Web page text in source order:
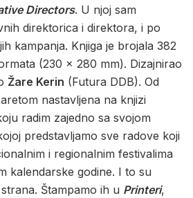
Directors. U njoj sam
direktorica i direktora, i po
kampanja. Knjiga je brojala 382
(230 x 280 mm). Dizajnirao
Žare Kerin (Futura DDB). Od
nastavljena na knjizi
radim zajedno sa svojom
predstavljamo sve radove koji
i regionalnim festivalima
kalendarske godine. I to su
Štampamo ih u Printeri,